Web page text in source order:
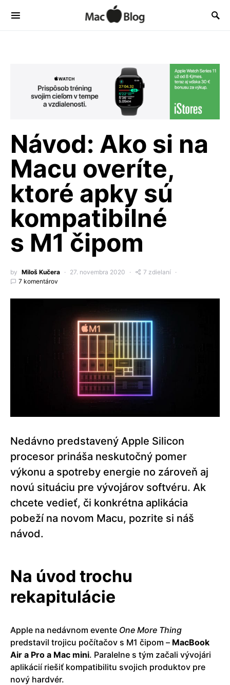
Návod: Ako si na
Macu overíte,
ktoré apky sú
kompatibilné
s M1 čipom
by Miloš Kučera 27. novembra 2020
7 zdielaní
7 komentárov
Nedávno predstavený Apple Silicon
procesor prináša neskutočný pomer
výkonu a spotreby energie no zároveň aj
novú situáciu pre vývojárov softvéru. Ak
chcete vedieť, či konkrétna aplikácia
pobeží na novom Macu, pozrite si náš
návod.
Na úvod trochu
rekapitulácie
Apple na nedávnom evente One More Thing
predstavil trojicu počítačov s M1 čipom – MacBook
Air a Pro a Mac mini. Paralelne s tým začali vývojári
aplikácií riešiť kompatibilitu svojich produktov pre
nový hardvér.